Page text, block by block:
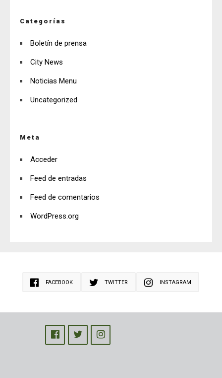
Categorías
Boletín de prensa
City News
Noticias Menu
Uncategorized
Meta
Acceder
Feed de entradas
Feed de comentarios
WordPress.org
FACEBOOK TWITTER INSTAGRAM